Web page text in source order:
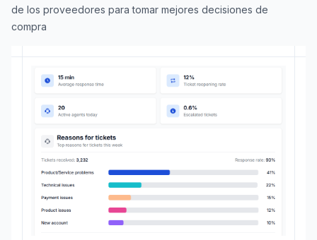
de los proveedores para tomar mejores decisiones de
compra